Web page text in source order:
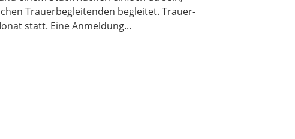
Trauerbegleitenden begleitet. Trauer-
statt. Eine Anmeldung...